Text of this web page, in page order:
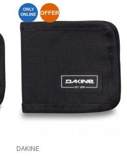
ONLY
ONLINE
OFFER
DAKINE